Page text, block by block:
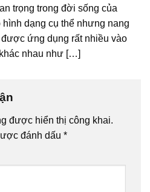
trọng trong đời sống của
dạng cụ thể nhưng nang
ứng dụng rất nhiều vào
nhau như […]
được hiển thị công khai.
đánh dấu *